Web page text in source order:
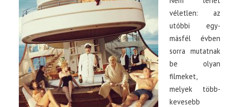
véletlen: az
utóbbi egy-
másfél évben
sorra mutatnak
be olyan
filmeket,
melyek több-
kevesebb